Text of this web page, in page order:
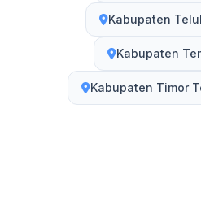
Kabupaten
Kabupaten
Kabupaten Timor